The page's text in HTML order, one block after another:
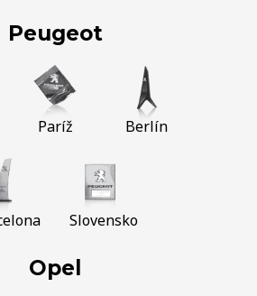
Peugeot
Paríž Berlín
Slovensko
Opel